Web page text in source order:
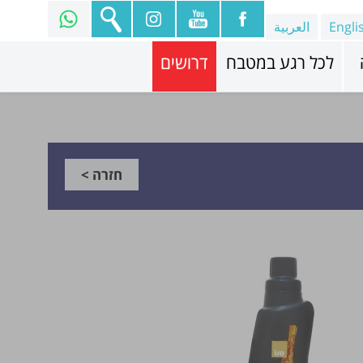
العربية
לכל רגע במטבח דרושים
חזרה >